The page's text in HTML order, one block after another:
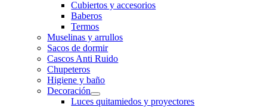
Cubiertos y accesorios
Baberos
Termos
Muselinas y arrullos
Sacos de dormir
Cascos Anti Ruido
Chupeteros
Higiene y baño
Decoración
Luces quitamiedos y proyectores